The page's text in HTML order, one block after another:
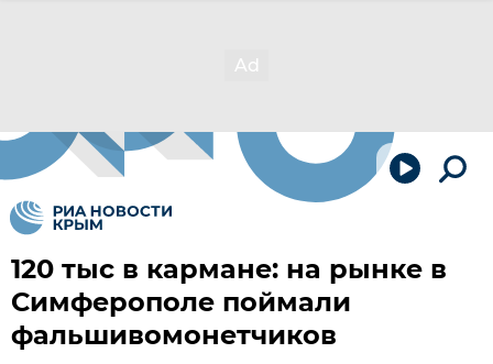
120 тыс в кармане: на рынке в
Симферополе поймали
фальшивомонетчиков